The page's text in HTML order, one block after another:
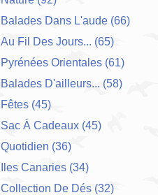
Balades Dans L'aude (66)
Au Fil Des Jours... (65)
Pyrénées Orientales (61)
Balades D'ailleurs... (58)
Fêtes (45)
Sac À Cadeaux (45)
Quotidien (36)
Iles Canaries (34)
Collection De Dés (32)